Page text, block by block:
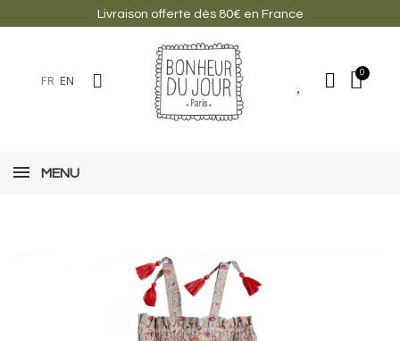
Livraison offerte dès 80€ en France
FR EN
MENU